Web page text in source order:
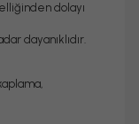
dolayı
dayanıklıdır.